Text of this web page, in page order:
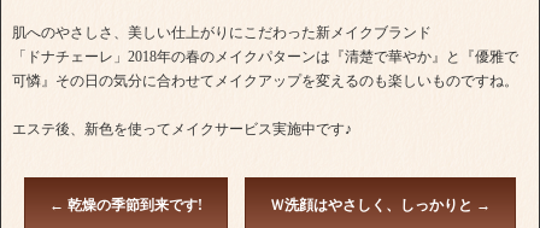
肌へのやさしさ、美しい仕上がりにこだわった新メイクブランド
「ドナチェーレ」2018年の春のメイクパターンは『清楚で華やか』と『優雅で
可憐』その日の気分に合わせてメイクアップを変えるのも楽しいものですね。
エステ後、新色を使ってメイクサービス実施中です♪
← 乾燥の季節到来です! Ｗ洗顔はやさしく、しっかりと →